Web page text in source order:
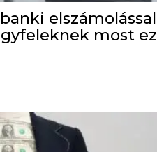
elszámolással
most ez